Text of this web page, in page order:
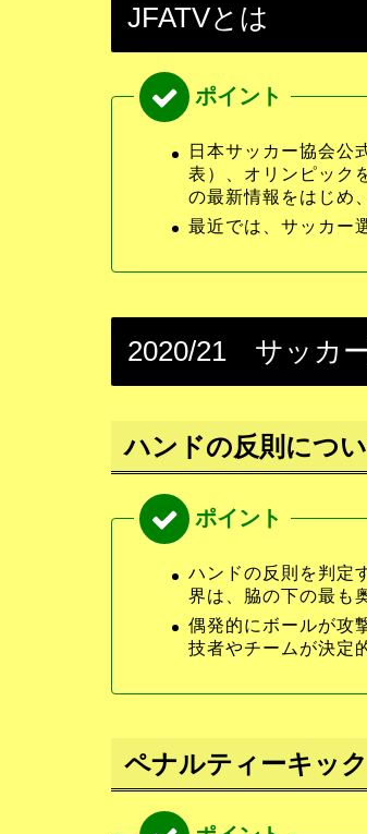
JFATVとは
日本サッカー協会公
表）、オリンピック
の最新情報をはじめ
最近では、サッカー
2020/21 サッカ
ハンドの反則につ
ハンドの反則を判定
界は、脇の下の最も
偶発的にボールが攻
技者やチームが決定
ペナルティーキック